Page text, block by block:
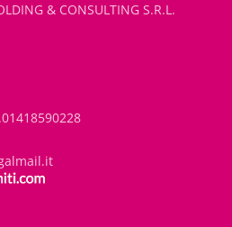
& CONSULTING S.R.L.